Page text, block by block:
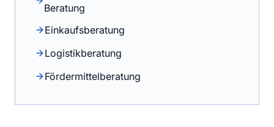
Beratung
Einkaufsberatung
Logistikberatung
Fördermittelberatung